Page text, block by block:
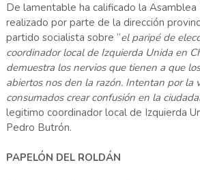
De lamentable ha calificado la
realizado por parte de la dirección
partido socialista sobre “el paripé de
coordinador local de Izquierda Unida en
demuestra los nervios que tienen a que
abiertos nos den la razón. Intentan por la
consumados crear confusión en la
legitimo coordinador local de Izquierda
Pedro Butrón.
PAPELÓN DEL ROLDÁN